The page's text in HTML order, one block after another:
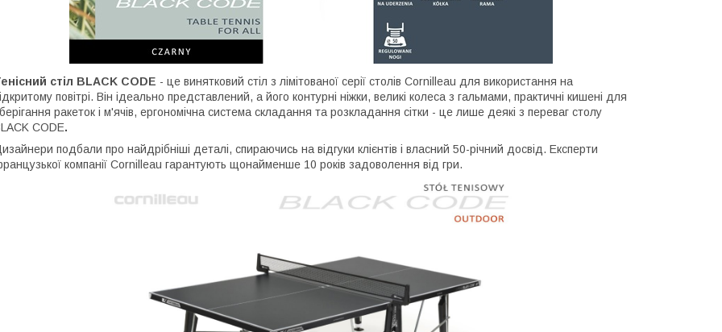
стіл BLACK CODE - це винятковий стіл з лімітованої серії столів Cornilleau для використання на
повітрі. Він ідеально представлений, а його контурні ніжки, великі колеса з гальмами, практичні кишені для
ракеток і м'ячів, ергономічна система складання та розкладання сітки - це лише деякі з переваг столу
CODE.
подбали про найдрібніші деталі, спираючись на відгуки клієнтів і власний 50-річний досвід. Експерти
компанії Cornilleau гарантують щонайменше 10 років задоволення від гри.